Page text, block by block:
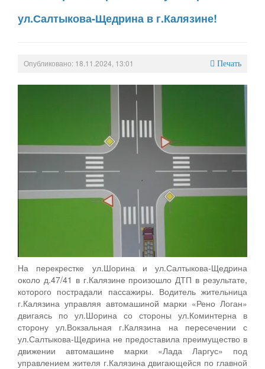
ул.Салтыкова-Щедрина в г.Калязине!
Опубликовано: 18.11.2024, 13:01 Печать
На перекрестке ул.Шорина и ул.Салтыкова-Щедрина
около д.47/41 в г.Калязине произошло ДТП в результате,
которого пострадали пассажиры. Водитель жительница
г.Калязина управляя автомашиной марки «Рено Логан»
двигаясь по ул.Шорина со стороны ул.Коминтерна в
сторону ул.Вокзальная г.Калязина на пересечении с
ул.Салтыкова-Щедрина не предоставила преимущество в
движении автомашине марки «Лада Ларгус» под
управлением жителя г.Калязина двигающейся по главной